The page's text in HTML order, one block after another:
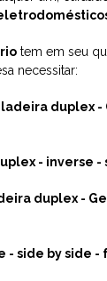
tem em seu
necessitar:
duplex
- inverse
duplex -
- side by side -